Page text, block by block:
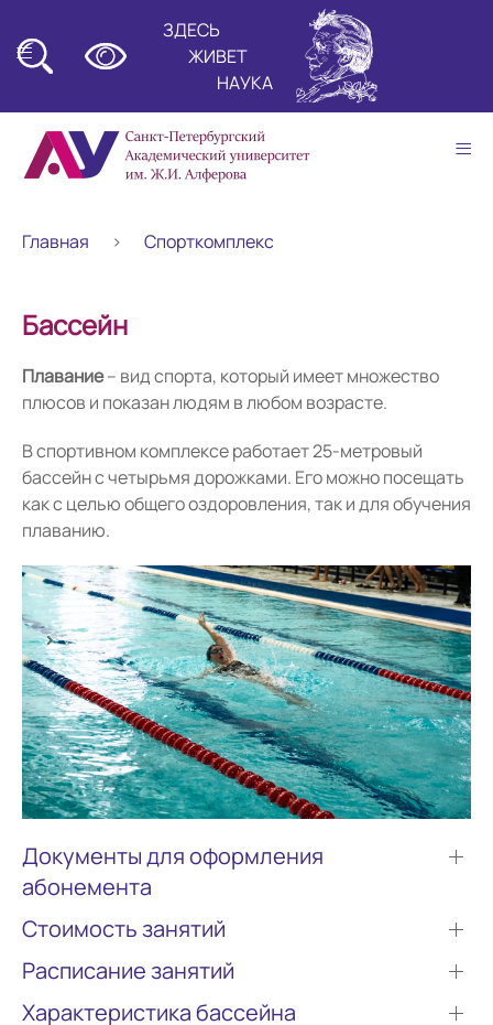
ЗДЕСЬ
ЖИВЕТ
НАУКА
Главная Спорткомплекс
Бассейн
Плавание– вид спорта, который имеет множество
плюсов и показан людям в любом возрасте.
В спортивном комплексе работает 25-метровый
бассейн с четырьмя дорожками. Его можно посещать
как с целью общего оздоровления, так и для обучения
плаванию.
Документы для оформления
абонемента
Стоимость занятий
Расписание занятий
Характеристика бассейна
≡
≡